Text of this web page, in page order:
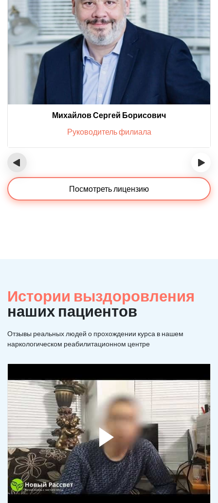
Михайлов Сергей Борисович
Руководитель филиала
‹ ›
Посмотреть лицензию
Истории выздоровления
наших пациентов
Отзывы реальных людей о прохождении курса в нашем
наркологическом реабилитационном центре